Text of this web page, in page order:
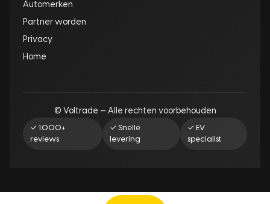
Automerken
Partner worden
Privacy
Home
© Voltrade — Alle rechten voorbehouden
✓ 1.000+
reviews
✓ Snelle
levering
✓ EV
specialist